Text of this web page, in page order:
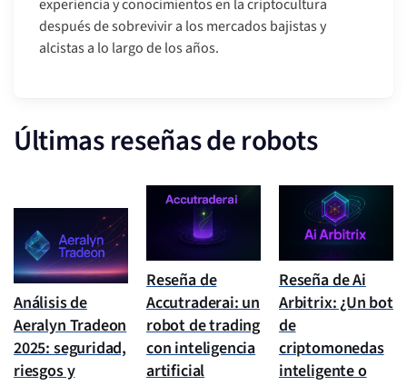
experiencia y conocimientos en la criptocultura
después de sobrevivir a los mercados bajistas y
alcistas a lo largo de los años.
Últimas reseñas de robots
Análisis de
Aeralyn Tradeon
2025: seguridad,
riesgos y
Reseña de
Accutraderai: un
robot de trading
con inteligencia
artificial
Reseña de Ai
Arbitrix: ¿Un bot
de
criptomonedas
inteligente o